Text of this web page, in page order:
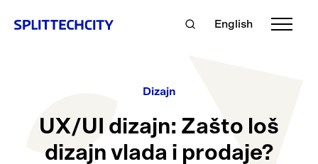
English
Dizajn
UX/UI dizajn: Zašto loš
dizajn vlada i prodaje?